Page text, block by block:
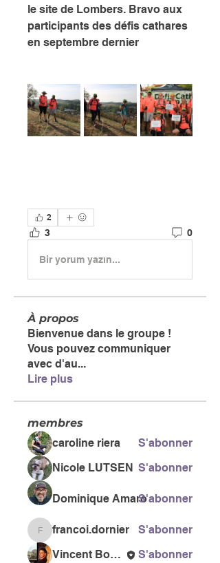
le site de Lombers. Bravo aux
participants des défis cathares
en septembre dernier
2
3 0
Bir yorum yazın...
À propos
Bienvenue dans le groupe !
Vous pouvez communiquer
avec d'au...
Lire plus
membres
caroline riera
S'abonner
Nicole LUTSEN S'abonner
Dominique AmaroS'abonner
francoi.dornier
francoi.dornier
S'abonner
Vincent Bonneau
S'abonner